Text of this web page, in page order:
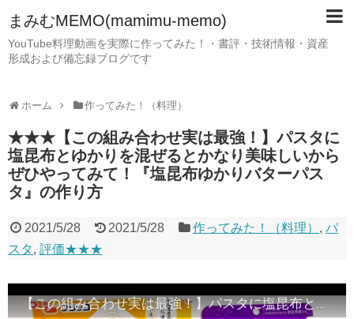
まみむMEMO(mamimu-memo)
YouTube料理動画を実際に作ってみた！・書評・技術情報・資産
形成および備忘録ブログです
ホーム 作ってみた！（料理）
★★★【この組み合わせ実は最強！】パスタに
塩昆布とゆかりを混ぜるとかなり美味しいから
ぜひやってみて！『塩昆布ゆかりバターパス
タ』の作り方
2021/5/28 2021/5/28 作ってみた！（料理） ,パ
スタ, 評価★★★
【この組み合わせ実は最強！】パスタに塩昆布とゆかりを混ぜるとかなり美味しいからぜひやってみて！『塩昆布ゆかりバターパスタ』の作り方Salt kelp Yukari Butter Pasta